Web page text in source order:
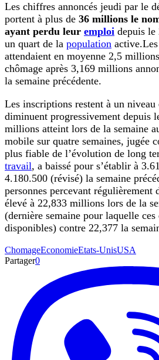
Les chiffres annoncés jeudi par le
portent à plus de 36 millions le
ayant perdu leur emploi depuis le
un quart de la population
attendaient en moyenne 2,5
chômage après 3,169 millions
la semaine précédente.
Les inscriptions restent à un niveau
diminuent progressivement depuis
millions atteint lors de la semaine
mobile sur quatre semaines, jugée
plus fiable de l’évolution de long
travail, a baissé pour s’établir à
4.180.500 (révisé) la semaine
personnes percevant régulièrement
élevé à 22,833 millions lors de la
(dernière semaine pour laquelle
disponibles) contre 22,377 la
ChomageEconomieEtats-UnisUSA
Partager0